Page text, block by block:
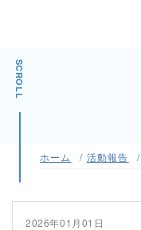
SCROLL
ホーム 活動報告
2026年01月01日